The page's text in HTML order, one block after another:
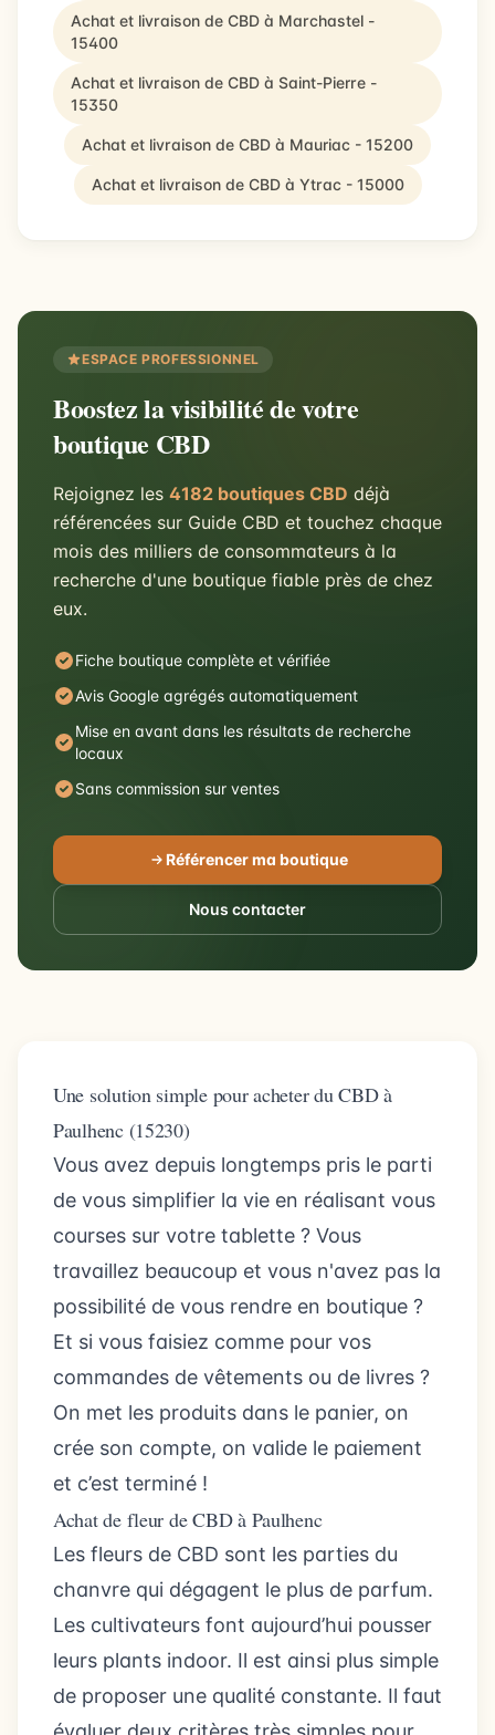
Achat et livraison de CBD à Marchastel -
15400
Achat et livraison de CBD à Saint-Pierre -
15350
Achat et livraison de CBD à Mauriac - 15200
Achat et livraison de CBD à Ytrac - 15000
ESPACE PROFESSIONNEL
Boostez la visibilité de votre
boutique CBD
Rejoignez les 4182 boutiques CBD déjà
référencées sur Guide CBD et touchez chaque
mois des milliers de consommateurs à la
recherche d'une boutique fiable près de chez
eux.
Fiche boutique complète et vérifiée
Avis Google agrégés automatiquement
Mise en avant dans les résultats de recherche
locaux
Sans commission sur ventes
Référencer ma boutique
Nous contacter
Une solution simple pour acheter du CBD à
Paulhenc (15230)
Vous avez depuis longtemps pris le parti
de vous simplifier la vie en réalisant vous
courses sur votre tablette ? Vous
travaillez beaucoup et vous n'avez pas la
possibilité de vous rendre en boutique ?
Et si vous faisiez comme pour vos
commandes de vêtements ou de livres ?
On met les produits dans le panier, on
crée son compte, on valide le paiement
et c’est terminé !
Achat de fleur de CBD à Paulhenc
Les fleurs de CBD sont les parties du
chanvre qui dégagent le plus de parfum.
Les cultivateurs font aujourd’hui pousser
leurs plants indoor. Il est ainsi plus simple
de proposer une qualité constante. Il faut